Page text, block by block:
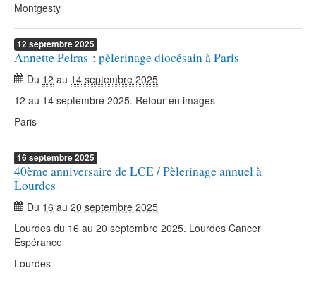
Montgesty
12 septembre2025
Annette Pelras : pèlerinage diocésain à Paris
Du 12 au 14 septembre 2025
12 au 14 septembre 2025. Retour en images
Paris
16 septembre2025
40ème anniversaire de LCE / Pèlerinage annuel à
Lourdes
Du 16 au 20 septembre 2025
Lourdes du 16 au 20 septembre 2025. Lourdes Cancer
Espérance
Lourdes